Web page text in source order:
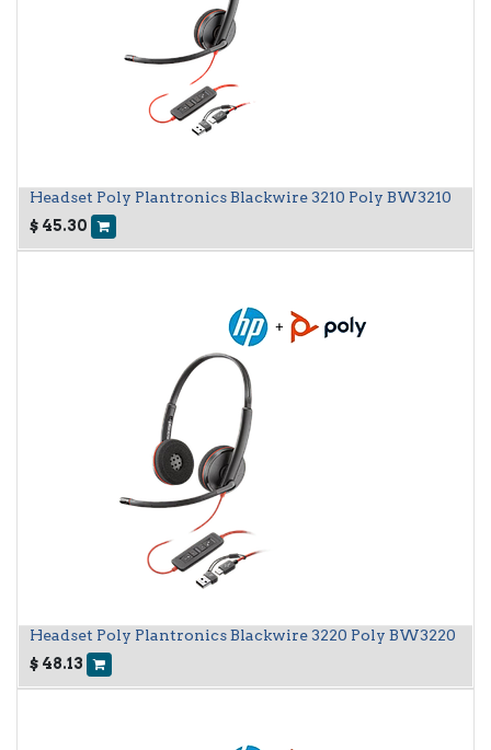
Headset Poly Plantronics Blackwire 3210 Poly BW3210
$ 45.30
Headset Poly Plantronics Blackwire 3220 Poly BW3220
$ 48.13